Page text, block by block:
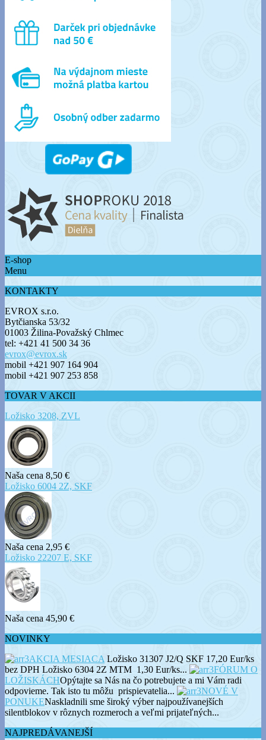
E-shop
Menu
KONTAKTY
EVROX s.r.o.
Bytčianska 53/32
01003 Žilina-Považský Chlmec
tel: +421 41 500 34 36
evrox@evrox.sk
mobil +421 907 164 904
mobil +421 907 253 858
TOVAR V AKCII
Ložisko 3208, ZVL
Naša cena 8,50 €
Ložisko 6004 2Z, SKF
Naša cena 2,95 €
Ložisko 22207 E, SKF
Naša cena 45,90 €
NOVINKY
AKCIA MESIACA Ložisko 31307 J2/Q SKF 17,20 Eur/ks
bez DPH Ložisko 6304 2Z MTM 1,30 Eur/ks...
FÓRUM O
LOŽISKÁCHOpýtajte sa Nás na čo potrebujete a mi Vám radi
odpovieme. Tak isto tu môžu prispievatelia...
NOVÉ V
PONUKENaskladnili sme široký výber najpoužívanejších
silentblokov v rôznych rozmeroch a veľmi prijateľných...
NAJPREDÁVANEJŠÍ